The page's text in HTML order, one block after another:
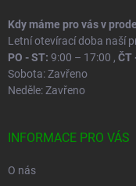
Kdy máme pro vás v
Letní otevírací doba naší
PO - ST: 9:00 – 17:00 , ČT
Sobota: Zavřeno
Neděle: Zavřeno
INFORMACE PRO VÁS
O nás